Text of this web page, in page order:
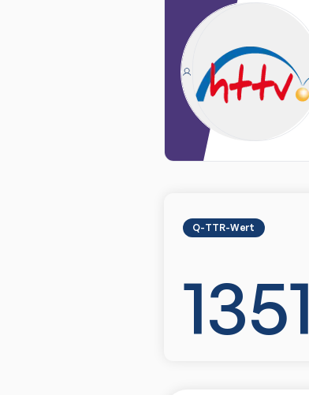
Q-TTR-Wert
1351